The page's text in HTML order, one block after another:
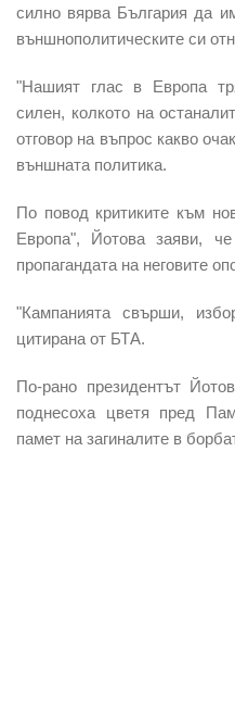
силно вярва България да
външнополитическите си
"Нашият глас в Европа
силен, колкото на
отговор на въпрос какво
външната политика.
По повод критиките към
Европа", Йотова заяви,
пропагандата на неговите
"Кампанията свърши,
цитирана от БТА.
По-рано президентът
поднесоха цветя пред
памет на загиналите в